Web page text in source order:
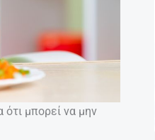
ότι μπορεί να μην